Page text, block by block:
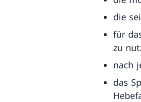
die
für
zu
nach
das